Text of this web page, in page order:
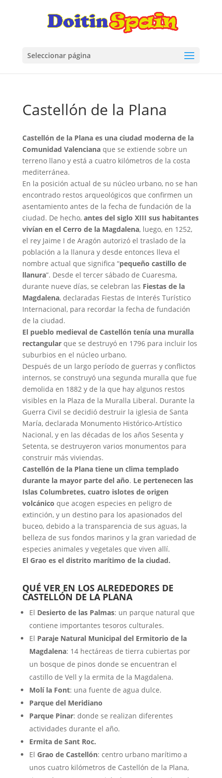
Seleccionar página
Castellón de la Plana
Castellón de la Plana es una ciudad moderna de la
Comunidad Valencianaque se extiende sobre un
terreno llano y está a cuatro kilómetros de la costa
mediterránea.
En la posición actual de su núcleo urbano, no se han
encontrado restos arqueológicos que confirmen un
asentamiento antes de la fecha de fundación de la
ciudad. De hecho, antes del siglo XIII sus habitantes
vivían en el Cerro de la Magdalena, luego, en 1252,
el rey Jaime I de Aragón autorizó el traslado de la
población a la llanura y desde entonces lleva el
nombre actual que significa “pequeño castillo de
llanura”. Desde el tercer sábado de Cuaresma,
durante nueve días, se celebran las Fiestas de la
Magdalena, declaradas Fiestas de Interés Turístico
Internacional, para recordar la fecha de fundación
de la ciudad.
El pueblo medieval de Castellón tenía una muralla
rectangularque se destruyó en 1796 para incluir los
suburbios en el núcleo urbano.
Después de un largo período de guerras y conflictos
internos, se construyó una segunda muralla que fue
demolida en 1882 y de la que hay algunos restos
visibles en la Plaza de la Muralla Liberal. Durante la
Guerra Civil se decidió destruir la iglesia de Santa
María, declarada Monumento Histórico-Artístico
Nacional, y en las décadas de los años Sesenta y
Setenta, se destruyeron varios monumentos para
construir más viviendas.
Castellón de la Plana tiene un clima templado
durante la mayor parte del año. Le pertenecen las
Islas Columbretes, cuatro islotes de origen
volcánico que acogen especies en peligro de
extinción, y un destino para los apasionados del
buceo, debido a la transparencia de sus aguas, la
belleza de sus fondos marinos y la gran variedad de
especies animales y vegetales que viven allí.
El Grao es el distrito marítimo de la ciudad.
QUÉ VER EN LOS ALREDEDORES DE
CASTELLÓN DE LA PLANA
El Desierto de las Palmas: un parque natural que
contiene importantes tesoros culturales.
El Paraje Natural Municipal del Ermitorio de la
Magdalena: 14 hectáreas de tierra cubiertas por
un bosque de pinos donde se encuentran el
castillo de Vell y la ermita de la Magdalena.
Molí la Font: una fuente de agua dulce.
Parque del Meridiano
Parque Pinar: donde se realizan diferentes
actividades durante el año.
Ermita de Sant Roc.
El Grao de Castellón: centro urbano marítimo a
unos cuatro kilómetros de Castellón de la Plana,